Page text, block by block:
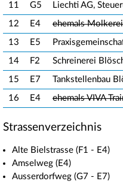
11 G5 Liechti AG,
12 E4 ehemals
13 E5
14 F2 Schreinerei
15 E7 Tankstellenbau
16 E4 ehemals VIVA
Strassenverzeichnis
Alte Bielstrasse (F1 - E4)
Amselweg (E4)
Ausserdorfweg (G7 - E7)